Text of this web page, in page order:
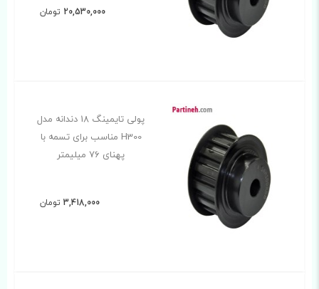
20,530,000 تومان
پولی تایمینگ 18 دندانه مدل
H300 مناسب برای تسمه با
پهنای 76 میلیمتر
3,418,000 تومان